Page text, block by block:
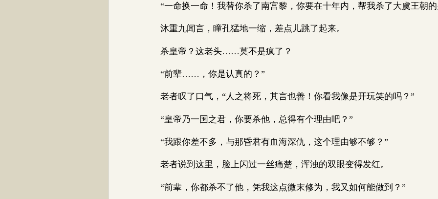
“一命换一命！我替你杀了南宫黎，你要在十年内，帮我杀了大虞王朝的
沐重九闻言，瞳孔猛地一缩，差点儿跳了起来。
杀皇帝？这老头……莫不是疯了？
“前辈……，你是认真的？”
老者叹了口气，“人之将死，其言也善！你看我像是开玩笑的吗？”
“皇帝乃一国之君，你要杀他，总得有个理由吧？”
“我跟你差不多，与那昏君有血海深仇，这个理由够不够？”
老者说到这里，脸上闪过一丝痛楚，浑浊的双眼变得发红。
“前辈，你都杀不了他，凭我这点微末修为，我又如何能做到？”